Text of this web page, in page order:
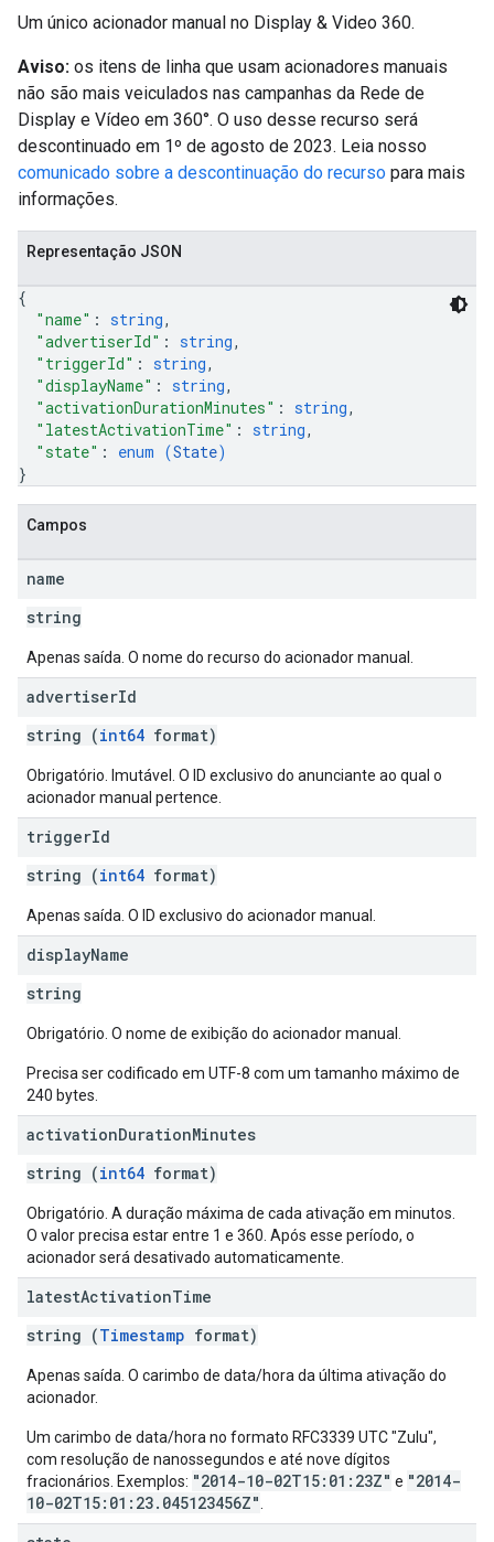
Um único acionador manual no Display & Video 360.
Aviso: os itens de linha que usam acionadores manuais
não são mais veiculados nas campanhas da Rede de
Display e Vídeo em 360°. O uso desse recurso será
descontinuado em 1º de agosto de 2023. Leia nosso
comunicado sobre a descontinuação do recurso para mais
informações.
Representação JSON
{
"name" : string,
"advertiserId" : string,
"triggerId" : string,
"displayName" : string,
"activationDurationMinutes" : string,
"latestActivationTime" : string,
"state" : enum (State)
}
Campos
name
string
Apenas saída. O nome do recurso do acionador manual.
advertiserId
string (int64 format)
Obrigatório. Imutável. O ID exclusivo do anunciante ao qual o
acionador manual pertence.
triggerId
string (int64 format)
Apenas saída. O ID exclusivo do acionador manual.
displayName
string
Obrigatório. O nome de exibição do acionador manual.
Precisa ser codificado em UTF-8 com um tamanho máximo de
240 bytes.
activationDurationMinutes
string (int64 format)
Obrigatório. A duração máxima de cada ativação em minutos.
O valor precisa estar entre 1 e 360. Após esse período, o
acionador será desativado automaticamente.
latestActivationTime
string (Timestamp format)
Apenas saída. O carimbo de data/hora da última ativação do
acionador.
Um carimbo de data/hora no formato RFC3339 UTC "Zulu",
com resolução de nanossegundos e até nove dígitos
fracionários. Exemplos: "2014-10-02T15:01:23Z" e "2014-
10-02T15:01:23.045123456Z"